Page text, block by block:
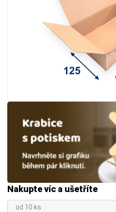
Nakupte víc a ušetříte
od 10 ks